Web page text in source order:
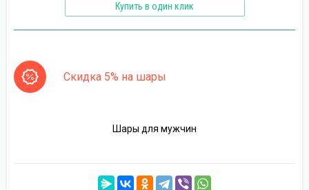
Купить в один клик
Скидка 5% на шары
Шары для мужчин